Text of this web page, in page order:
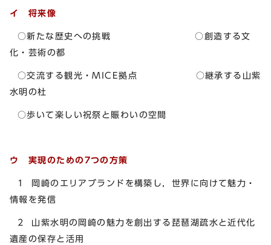
イ 将来像
○新たな歴史への挑戦 ○創造する文
化・芸術の都
○交流する観光・MICE拠点 ○継承する山紫
水明の杜
○歩いて楽しい祝祭と賑わいの空間
ウ 実現のための7つの方策
1 岡崎のエリアブランドを構築し，世界に向けて魅力・
情報を発信
2 山紫水明の岡崎の魅力を創出する琵琶湖疏水と近代化
遺産の保存と活用